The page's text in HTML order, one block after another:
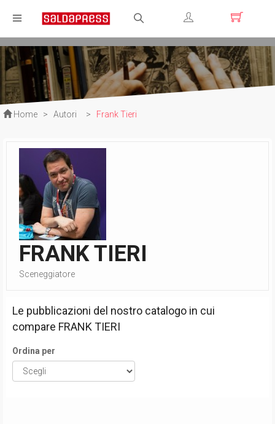
Registrati
Login
Home > Autori > Frank Tieri
FRANK TIERI
Sceneggiatore
Le pubblicazioni del nostro catalogo in cui
compare FRANK TIERI
Ordina per